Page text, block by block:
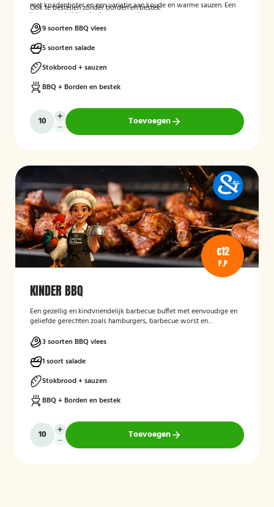
met kruidenboter en een variatie aan koude en warme sauzen. Een
luxe en veelzijdige barbecue-ervaring voor groepen en
evenementen.
Ook te bestellen zonder borden en bestek!
9 soorten BBQ vlees
5 soorten salade
Stokbrood + sauzen
BBQ + Borden en bestek
Toevoegen
€12
P.P
KINDER BBQ
Een gezellig en kindvriendelijk barbecue buffet met eenvoudige en
geliefde gerechten zoals hamburgers, barbecue worst en
en een frisse fruitsalade, plus een leuke kinderverrassing voor extra
feestplezier.
3 soorten BBQ vlees
1 soort salade
Stokbrood + sauzen
BBQ + Borden en bestek
Toevoegen